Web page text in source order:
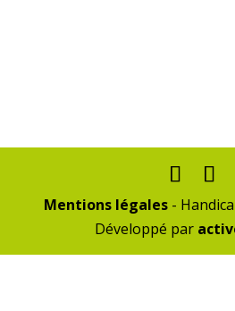
Mentions légales-
Développé par